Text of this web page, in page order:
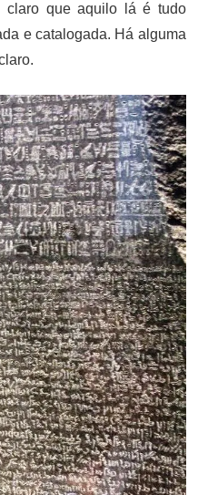
claro que aquilo lá é tudo
e catalogada. Há alguma